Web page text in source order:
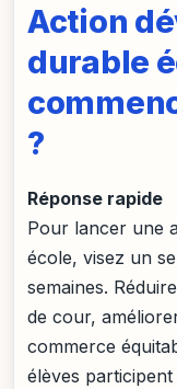
Action
durable
?
Réponse rapide
Pour lancer une
école, visez un
semaines.
de cour,
commerce
élèves participent